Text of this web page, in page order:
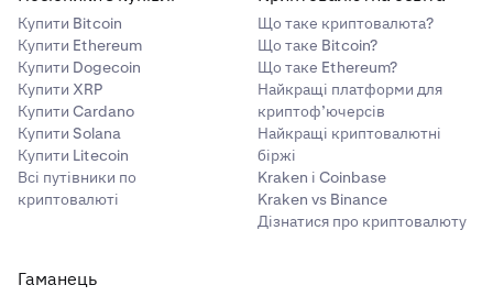
Купити Bitcoin
Купити Ethereum
Купити Dogecoin
Купити XRP
Купити Cardano
Купити Solana
Купити Litecoin
Всі путівники по
криптовалюті
Що таке криптовалюта?
Що таке Bitcoin?
Що таке Ethereum?
Найкращі платформи для
криптоф’ючерсів
Найкращі криптовалютні
біржі
Kraken і Coinbase
Kraken vs Binance
Дізнатися про криптовалюту
Гаманець